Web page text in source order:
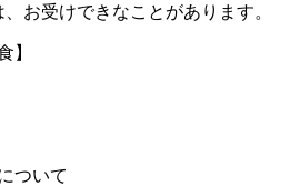
お受けできなことがあります。
】
ついて